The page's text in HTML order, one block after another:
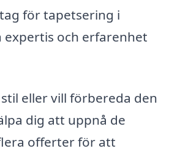
för tapetsering i
och erfarenhet
eller vill förbereda den
dig att uppnå de
offerter för att